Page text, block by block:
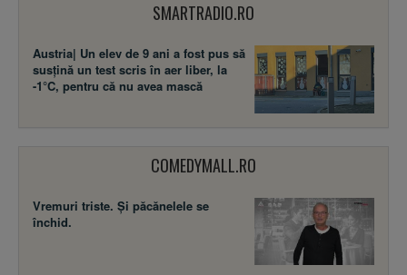
SMARTRADIO.RO
Austria| Un elev de 9 ani a fost pus să
susţină un test scris în aer liber, la
-1°C, pentru că nu avea mască
COMEDYMALL.RO
Vremuri triste. Şi păcănelele se
închid.